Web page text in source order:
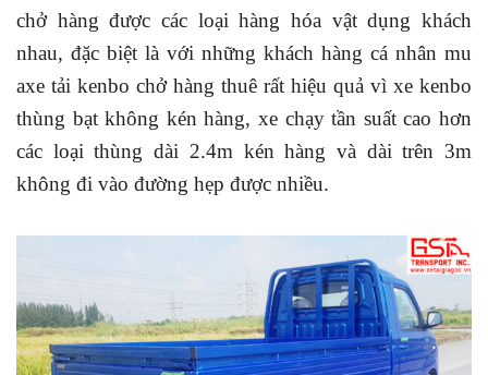
chở hàng được các loại hàng hóa vật dụng khách
nhau, đặc biệt là với những khách hàng cá nhân mu
axe tải kenbo chở hàng thuê rất hiệu quả vì xe kenbo
thùng bạt không kén hàng, xe chạy tần suất cao hơn
các loại thùng dài 2.4m kén hàng và dài trên 3m
không đi vào đường hẹp được nhiều.